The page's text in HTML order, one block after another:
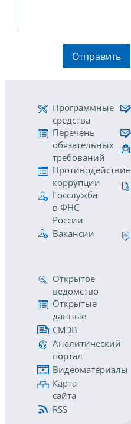
Отправить
Программные
средства
Перечень
обязательных
требований
Противодействие
коррупции
Госслужба
в ФНС
России
Вакансии
Открытое
ведомство
Открытые
данные
СМЭВ
Аналитический
портал
Видеоматериалы
Карта
сайта
RSS